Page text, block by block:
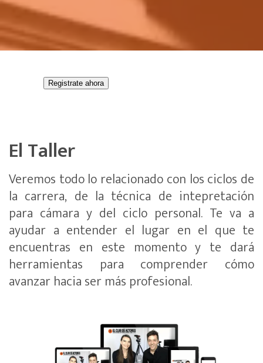
Registrate ahora
El Taller
Veremos todo lo relacionado con los ciclos de
la carrera, de la técnica de intepretación
para cámara y del ciclo personal. Te va a
ayudar a entender el lugar en el que te
encuentras en este momento y te dará
herramientas para comprender cómo
avanzar hacia ser más profesional.